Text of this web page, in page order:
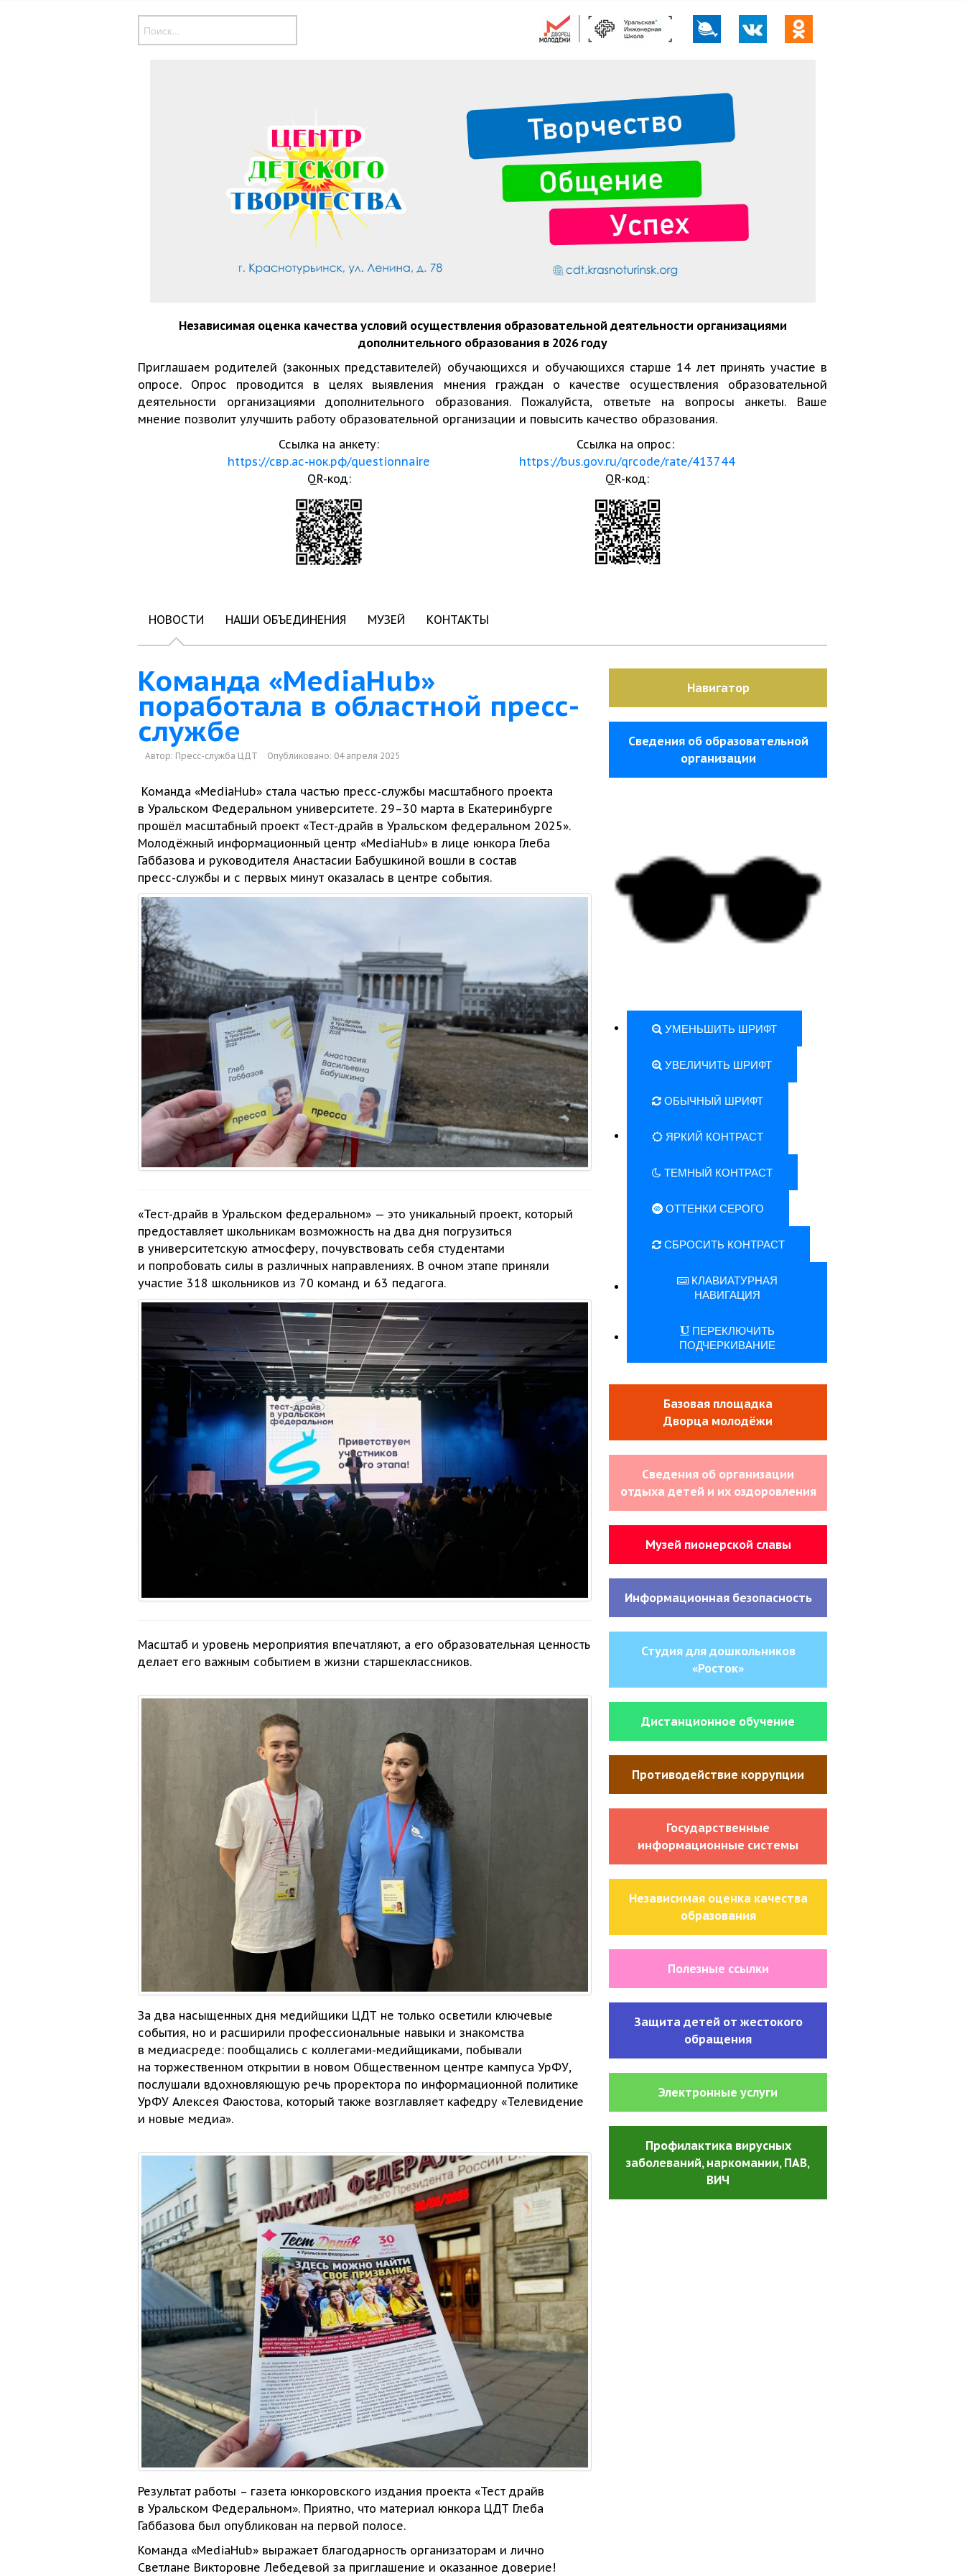
Независимая оценка качества условий осуществления образовательной деятельности организациями
дополнительного образования в 2026 году
Приглашаем родителей (законных представителей) обучающихся и обучающихся старше 14 лет принять участие в
опросе. Опрос проводится в целях выявления мнения граждан о качестве осуществления образовательной
деятельности организациями дополнительного образования. Пожалуйста, ответьте на вопросы анкеты. Ваше
мнение позволит улучшить работу образовательной организации и повысить качество образования.
Ссылка на анкету:
https://свр.ас-нок.рф/questionnaire
QR-код:
Ссылка на опрос:
https://bus.gov.ru/qrcode/rate/413744
QR-код:
НОВОСТИ НАШИ ОБЪЕДИНЕНИЯ МУЗЕЙ КОНТАКТЫ
Команда «MediaHub»
поработала в областной пресс-
службе
Автор: Пресс-служба ЦДТ Опубликовано: 04 апреля 2025
Команда «MediaHub» стала частью пресс-службы масштабного проекта
в Уральском Федеральном университете. 29–30 марта в Екатеринбурге
прошёл масштабный проект «Тест-драйв в Уральском федеральном 2025».
Молодёжный информационный центр «MediaHub» в лице юнкора Глеба
Габбазова и руководителя Анастасии Бабушкиной вошли в состав
пресс-службы и с первых минут оказалась в центре события.
«Тест-драйв в Уральском федеральном» — это уникальный проект, который
предоставляет школьникам возможность на два дня погрузиться
в университетскую атмосферу, почувствовать себя студентами
и попробовать силы в различных направлениях. В очном этапе приняли
участие 318 школьников из 70 команд и 63 педагога.
Масштаб и уровень мероприятия впечатляют, а его образовательная ценность
делает его важным событием в жизни старшеклассников.
За два насыщенных дня медийщики ЦДТ не только осветили ключевые
события, но и расширили профессиональные навыки и знакомства
в медиасреде: пообщались с коллегами-медийщиками, побывали
на торжественном открытии в новом Общественном центре кампуса УрФУ,
послушали вдохновляющую речь проректора по информационной политике
УрФУ Алексея Фаюстова, который также возглавляет кафедру «Телевидение
и новые медиа».
Результат работы – газета юнкоровского издания проекта «Тест драйв
в Уральском Федеральном». Приятно, что материал юнкора ЦДТ Глеба
Габбазова был опубликован на первой полосе.
Команда «MediaHub» выражает благодарность организаторам и лично
Светлане Викторовне Лебедевой за приглашение и оказанное доверие!
Навигатор
Сведения об образовательной
организации
УМЕНЬШИТЬ ШРИФТ
УВЕЛИЧИТЬ ШРИФТ
ОБЫЧНЫЙ ШРИФТ
ЯРКИЙ КОНТРАСТ
ТЕМНЫЙ КОНТРАСТ
ОТТЕНКИ СЕРОГО
СБРОСИТЬ КОНТРАСТ
КЛАВИАТУРНАЯ
НАВИГАЦИЯ
ПЕРЕКЛЮЧИТЬ
ПОДЧЕРКИВАНИЕ
Базовая площадка
Дворца молодёжи
Сведения об организации
отдыха детей и их оздоровления
Музей пионерской славы
Информационная безопасность
Студия для дошкольников
«Росток»
Дистанционное обучение
Противодействие коррупции
Государственные
информационные системы
Независимая оценка качества
образования
Полезные ссылки
Защита детей от жестокого
обращения
Электронные услуги
Профилактика вирусных
заболеваний, наркомании, ПАВ,
ВИЧ